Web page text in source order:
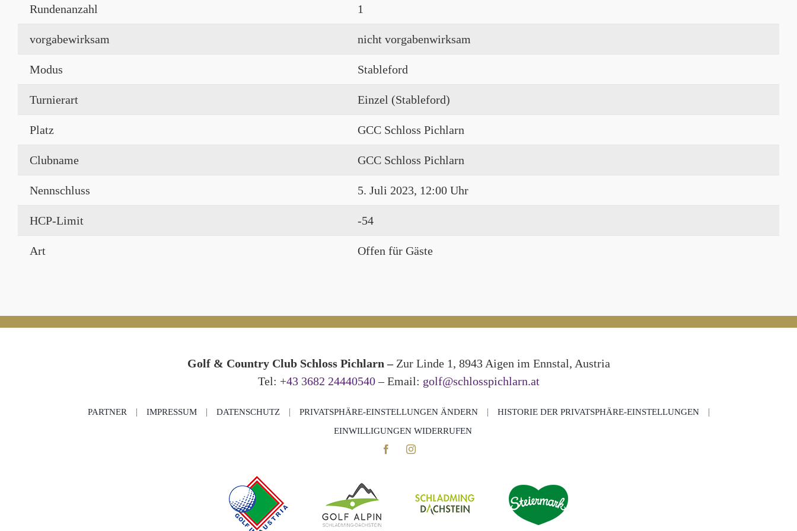
Rundenanzahl 1
vorgabewirksam nicht vorgabenwirksam
Modus Stableford
Turnierart Einzel (Stableford)
Platz GCC Schloss Pichlarn
Clubname GCC Schloss Pichlarn
Nennschluss 5. Juli 2023, 12:00 Uhr
HCP-Limit -54
Art Offen für Gäste
Golf & Country Club Schloss Pichlarn – Zur Linde 1, 8943 Aigen im Ennstal, Austria
Tel: +43 3682 24440540– Email: golf@schlosspichlarn.at
PARTNER IMPRESSUM DATENSCHUTZ PRIVATSPHÄRE-EINSTELLUNGEN ÄNDERN
HISTORIE DER PRIVATSPHÄRE-EINSTELLUNGEN
EINWILLIGUNGEN WIDERRUFEN